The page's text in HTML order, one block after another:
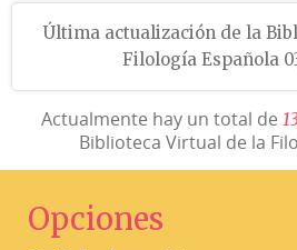
Última actualización de la
Filología Española
Actualmente hay un total de 1
Biblioteca Virtual de la
Opciones